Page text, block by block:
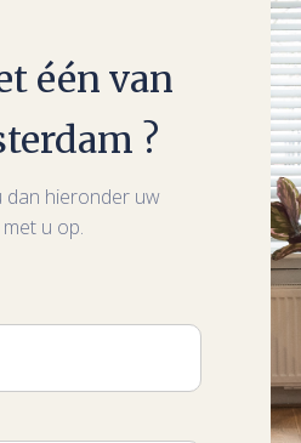
één van
?
dan hieronder uw
u op.